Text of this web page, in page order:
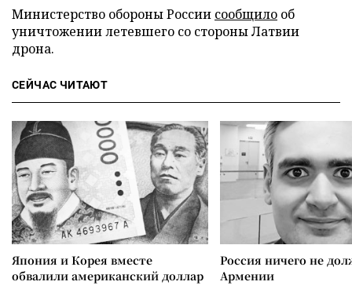
Министерство обороны России сообщило об
уничтожении летевшего со стороны Латвии
дрона.
СЕЙЧАС ЧИТАЮТ
Япония и Корея вместе
обвалили американский доллар
Россия ничего не
Армении